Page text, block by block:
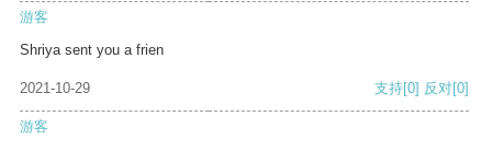
游客
Shriya sent you a frien
2021-10-29 支持[0] 反对[0]
游客